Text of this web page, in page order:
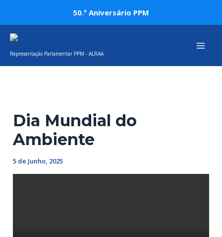
content
50.º Aniversário PPM
Representação Parlamentar PPM - ALRAA
Dia Mundial do
Ambiente
5 de Junho, 2025